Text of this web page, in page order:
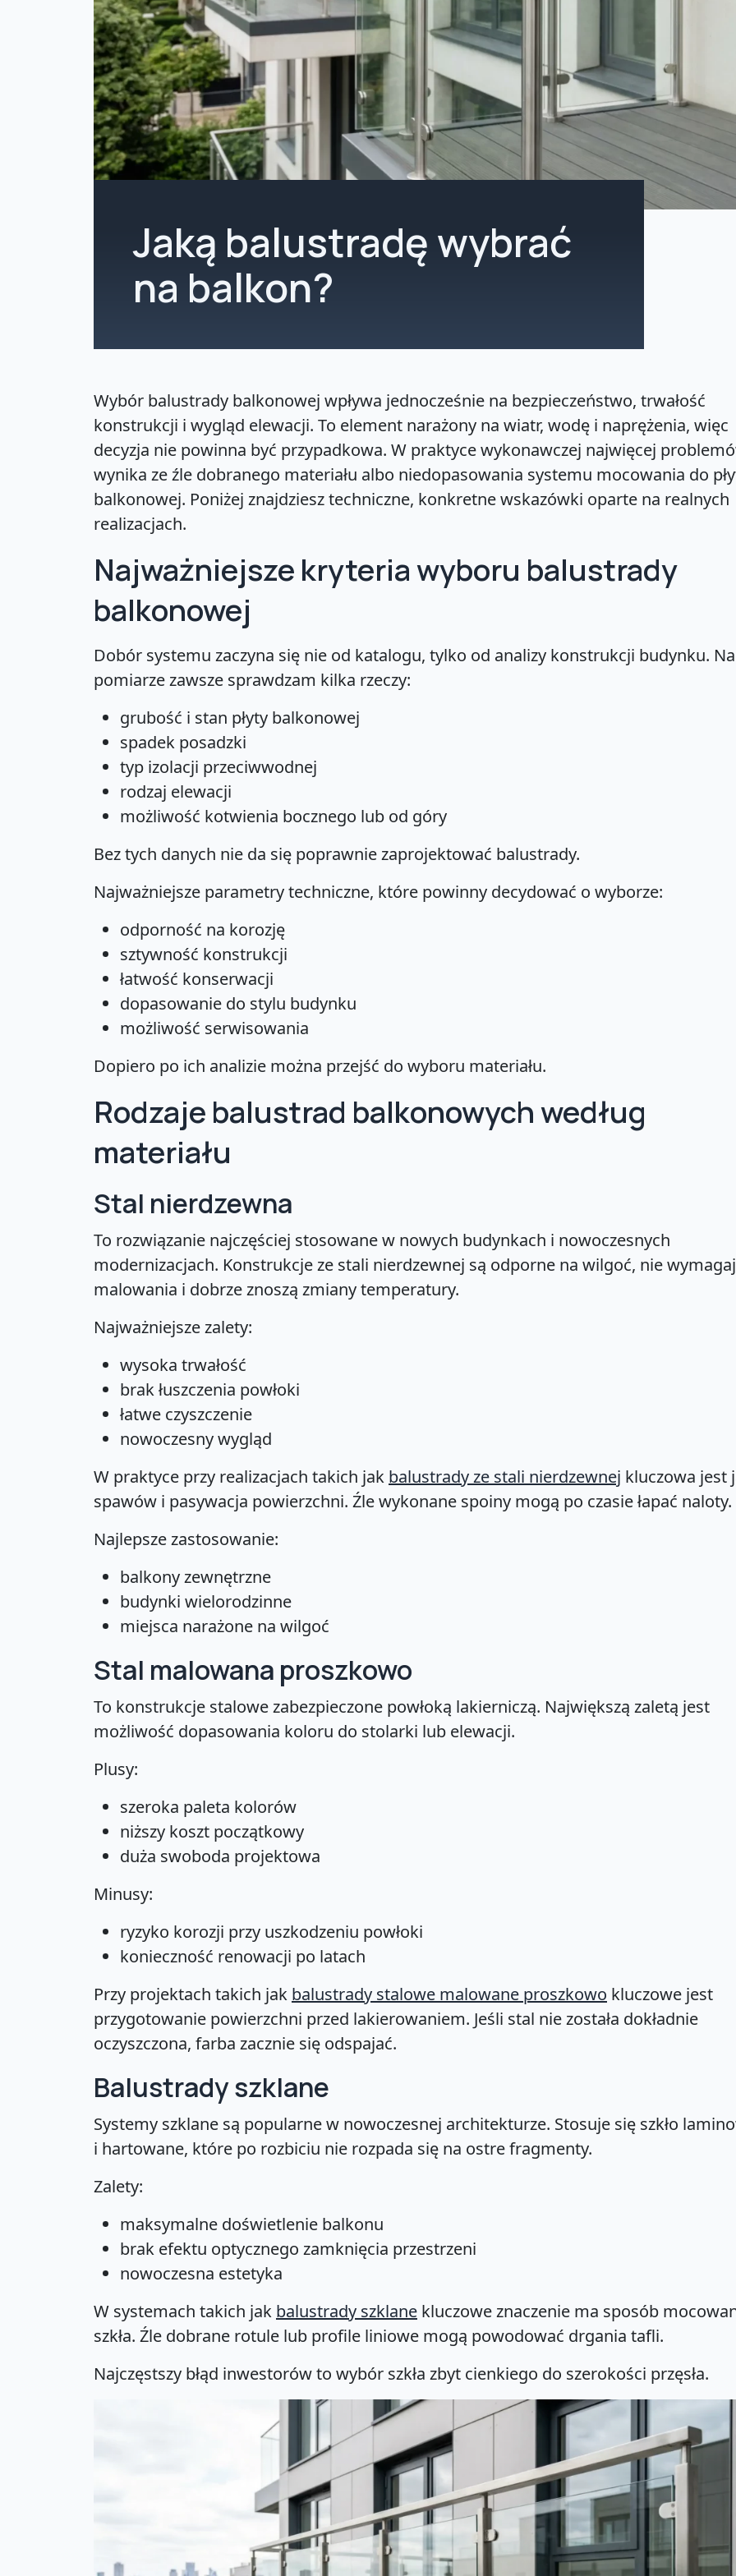
Jaką balustradę wybrać
na balkon?
Wybór balustrady balkonowej wpływa jednocześnie na bezpieczeństwo, trwałość
konstrukcji i wygląd elewacji. To element narażony na wiatr, wodę i naprężenia, więc
decyzja nie powinna być przypadkowa. W praktyce wykonawczej najwięcej
wynika ze źle dobranego materiału albo niedopasowania systemu mocowania do
balkonowej. Poniżej znajdziesz techniczne, konkretne wskazówki oparte na realnych
realizacjach.
Najważniejsze kryteria wyboru balustrady
balkonowej
Dobór systemu zaczyna się nie od katalogu, tylko od analizy konstrukcji budynku. Na
pomiarze zawsze sprawdzam kilka rzeczy:
grubość i stan płyty balkonowej
spadek posadzki
typ izolacji przeciwwodnej
rodzaj elewacji
możliwość kotwienia bocznego lub od góry
Bez tych danych nie da się poprawnie zaprojektować balustrady.
Najważniejsze parametry techniczne, które powinny decydować o wyborze:
odporność na korozję
sztywność konstrukcji
łatwość konserwacji
dopasowanie do stylu budynku
możliwość serwisowania
Dopiero po ich analizie można przejść do wyboru materiału.
Rodzaje balustrad balkonowych według
materiału
Stal nierdzewna
To rozwiązanie najczęściej stosowane w nowych budynkach i nowoczesnych
modernizacjach. Konstrukcje ze stali nierdzewnej są odporne na wilgoć, nie
malowania i dobrze znoszą zmiany temperatury.
Najważniejsze zalety:
wysoka trwałość
brak łuszczenia powłoki
łatwe czyszczenie
nowoczesny wygląd
W praktyce przy realizacjach takich jak balustrady ze stali nierdzewnej kluczowa jest
spawów i pasywacja powierzchni. Źle wykonane spoiny mogą po czasie łapać naloty.
Najlepsze zastosowanie:
balkony zewnętrzne
budynki wielorodzinne
miejsca narażone na wilgoć
Stal malowana proszkowo
To konstrukcje stalowe zabezpieczone powłoką lakierniczą. Największą zaletą jest
możliwość dopasowania koloru do stolarki lub elewacji.
Plusy:
szeroka paleta kolorów
niższy koszt początkowy
duża swoboda projektowa
Minusy:
ryzyko korozji przy uszkodzeniu powłoki
konieczność renowacji po latach
Przy projektach takich jak balustrady stalowe malowane proszkowo kluczowe jest
przygotowanie powierzchni przed lakierowaniem. Jeśli stal nie została dokładnie
oczyszczona, farba zacznie się odspajać.
Balustrady szklane
Systemy szklane są popularne w nowoczesnej architekturze. Stosuje się szkło
i hartowane, które po rozbiciu nie rozpada się na ostre fragmenty.
Zalety:
maksymalne doświetlenie balkonu
brak efektu optycznego zamknięcia przestrzeni
nowoczesna estetyka
W systemach takich jak balustrady szklane kluczowe znaczenie ma sposób
szkła. Źle dobrane rotule lub profile liniowe mogą powodować drgania tafli.
Najczęstszy błąd inwestorów to wybór szkła zbyt cienkiego do szerokości przęsła.